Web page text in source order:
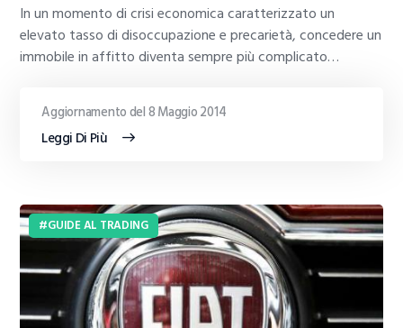
In un momento di crisi economica caratterizzato un
elevato tasso di disoccupazione e precarietà, concedere un
immobile in affitto diventa sempre più complicato…
Leggi Di Più
Aggiornamento del 8 Maggio 2014
GUIDE AL TRADING